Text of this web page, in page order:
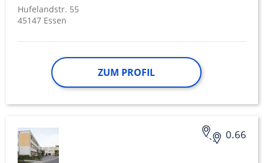
Hufelandstr. 55
45147 Essen
ZUM PROFIL
0.66